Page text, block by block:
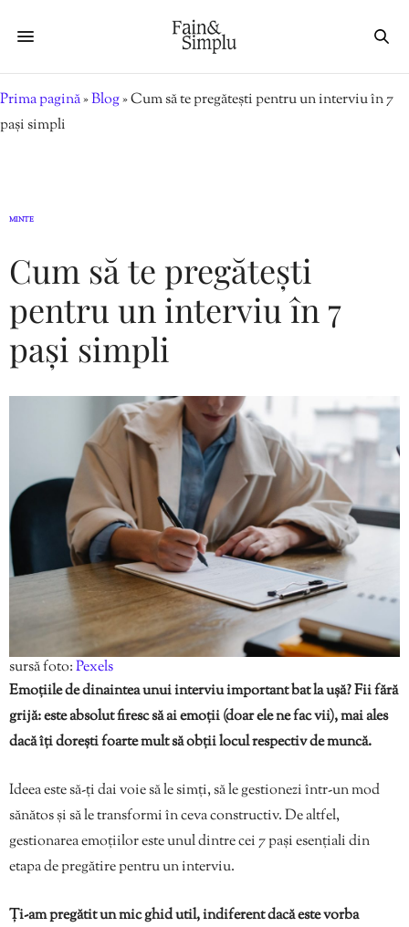
Prima pagină»Blog»Cum să te pregătești pentru un interviu în 7
pași simpli
MINTE
Cum să te pregătești
pentru un interviu în 7
pași simpli
sursă foto:Pexels
Emoțiile de dinaintea unui interviu important bat la ușă? Fii fără
grijă: este absolut firesc să ai emoții (doar ele ne fac vii), mai ales
dacă îți dorești foarte mult să obții locul respectiv de muncă.
Ideea este să-ți dai voie să le simți, să le gestionezi într-un mod
sănătos și să le transformi în ceva constructiv. De altfel,
gestionarea emoțiilor este unul dintre cei 7 pași esențiali din
etapa de pregătire pentru un interviu.
Ți-am pregătit un mic ghid util, indiferent dacă este vorba